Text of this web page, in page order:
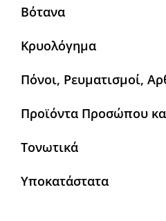
Βότανα
Κρυολόγημα
Πόνοι, Ρευματισμοί,
Προϊόντα Προσώπου
Τονωτικά
Υποκατάστατα